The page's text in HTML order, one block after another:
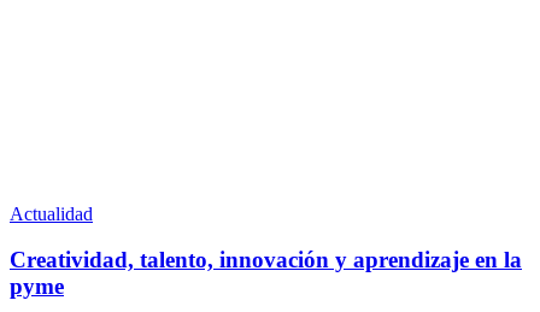
Actualidad
Creatividad, talento, innovación y aprendizaje en la
pyme